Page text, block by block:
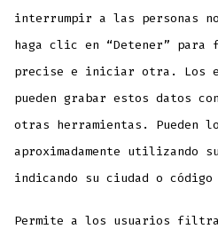
interrumpir a las personas no
haga clic en “Detener”
precise e iniciar otra. Los
pueden grabar estos datos
otras herramientas. Pueden
aproximadamente
indicando su ciudad o
Permite a los usuarios